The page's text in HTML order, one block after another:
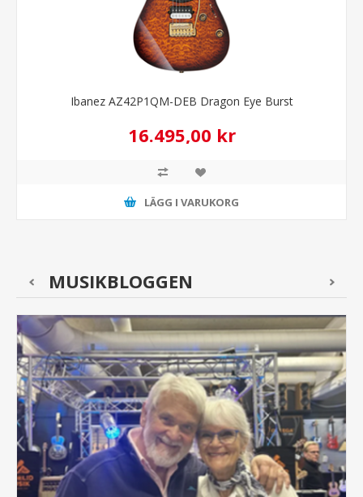
Ibanez AZ42P1QM-DEB Dragon Eye Burst
16.495,00 kr
LÄGG I VARUKORG
MUSIKBLOGGEN